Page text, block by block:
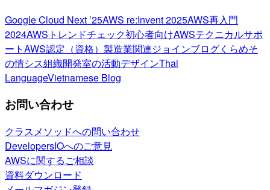
Google Cloud Next ’25AWS re:Invent 2025AWS再入門
2024AWSトレンドチェック初心者向けAWSテクニカルサポ
ートAWS認定（資格） 製造業関連ジョインブログくらめそ
の情シス組織開発室の活動デザインThai
LanguageVietnamese Blog
お問い合わせ
クラスメソッドへの問い合わせ
DevelopersIOへのご意見
AWSに関するご相談
資料ダウンロード